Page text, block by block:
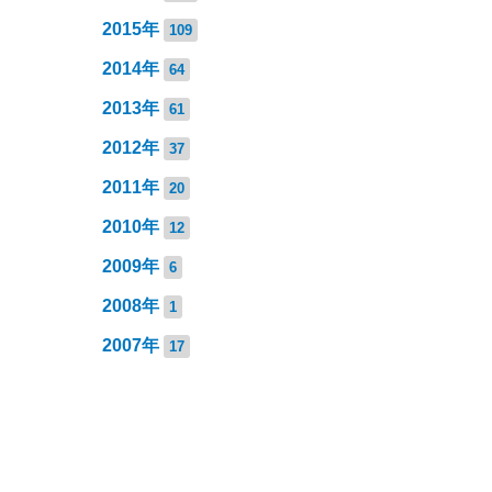
2015年 109
2014年 64
2013年 61
2012年 37
2011年 20
2010年 12
2009年 6
2008年 1
2007年 17